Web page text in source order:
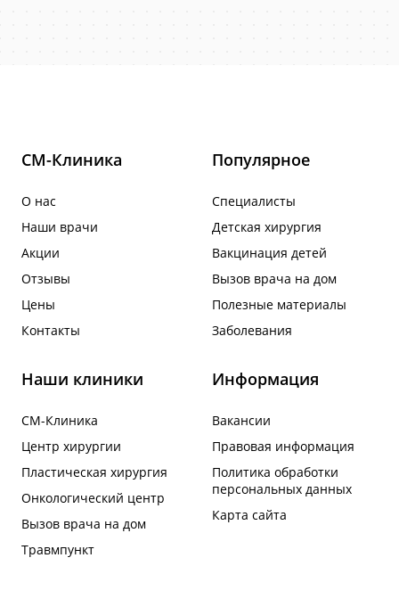
СМ-Клиника
О нас
Наши врачи
Акции
Отзывы
Цены
Контакты
Популярное
Специалисты
Детская хирургия
Вакцинация детей
Вызов врача на дом
Полезные материалы
Заболевания
Наши клиники
СМ-Клиника
Центр хирургии
Пластическая хирургия
Онкологический центр
Вызов врача на дом
Травмпункт
Информация
Вакансии
Правовая информация
Политика обработки
персональных данных
Карта сайта